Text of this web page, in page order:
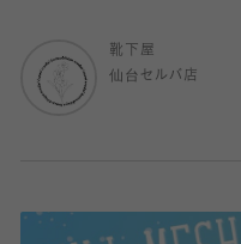
靴下屋
仙台セルバ店